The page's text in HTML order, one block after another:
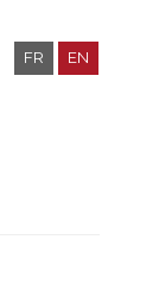
FR EN